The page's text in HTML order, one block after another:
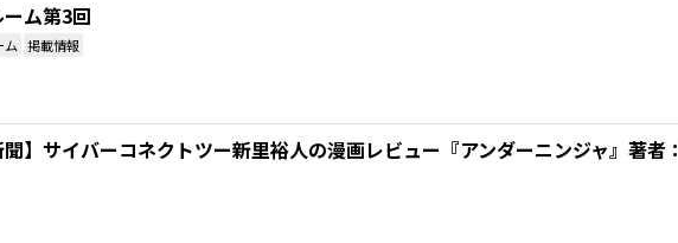
ム第3回
ム 掲載情報
聞】サイバーコネクトツー新里裕人の漫画レビュー『アンダーニンジャ』著者